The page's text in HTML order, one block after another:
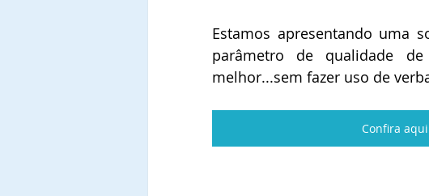
Estamos apresentando uma
parâmetro de qualidade
melhor...sem fazer uso de
Confira